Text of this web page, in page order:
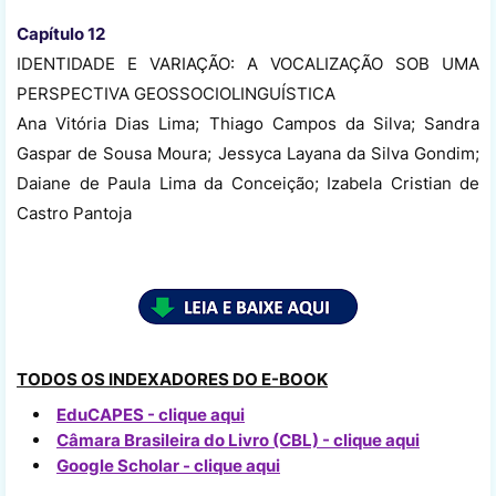
Capítulo 12
IDENTIDADE E VARIAÇÃO: A VOCALIZAÇÃO SOB UMA
PERSPECTIVA GEOSSOCIOLINGUÍSTICA
Ana Vitória Dias Lima; Thiago Campos da Silva; Sandra
Gaspar de Sousa Moura; Jessyca Layana da Silva Gondim;
Daiane de Paula Lima da Conceição; Izabela Cristian de
Castro Pantoja
TODOS OS INDEXADORES DO E-BOOK
EduCAPES - clique aqui
Câmara Brasileira do Livro (CBL) - clique aqui
Google Scholar - clique aqui